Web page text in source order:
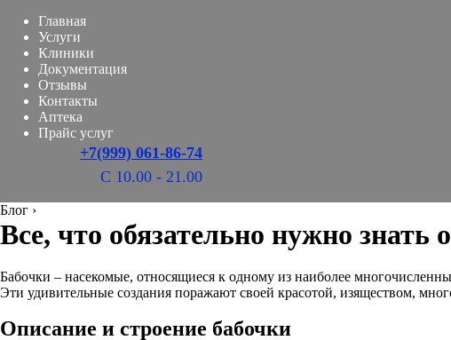
Главная
Услуги
Клиники
Документация
Отзывы
Контакты
Аптека
Прайс услуг
+7(999) 061-86-74
С 10.00 - 21.00
Блог ›
Все, что обязательно нужно знать
Бабочки – насекомые, относящиеся к одному из наиболее
Эти удивительные создания поражают своей красотой, изяществом,
Описание и строение бабочки